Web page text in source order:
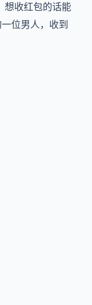
想收红包的话能
位男人，收到